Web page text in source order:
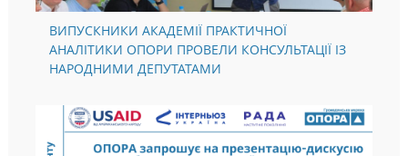
ВИПУСКНИКИ АКАДЕМІЇ ПРАКТИЧНОЇ
АНАЛІТИКИ ОПОРИ ПРОВЕЛИ КОНСУЛЬТАЦІЇ ІЗ
НАРОДНИМИ ДЕПУТАТАМИ